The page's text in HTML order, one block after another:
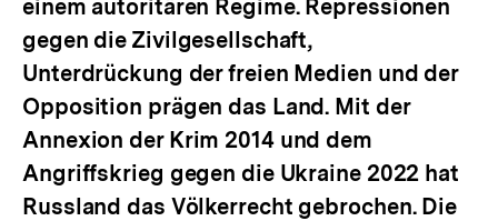
einem autoritären Regime. Repressionen
gegen die Zivilgesellschaft,
Unterdrückung der freien Medien und der
Opposition prägen das Land. Mit der
Annexion der Krim 2014 und dem
Angriffskrieg gegen die Ukraine 2022 hat
Russland das Völkerrecht gebrochen. Die